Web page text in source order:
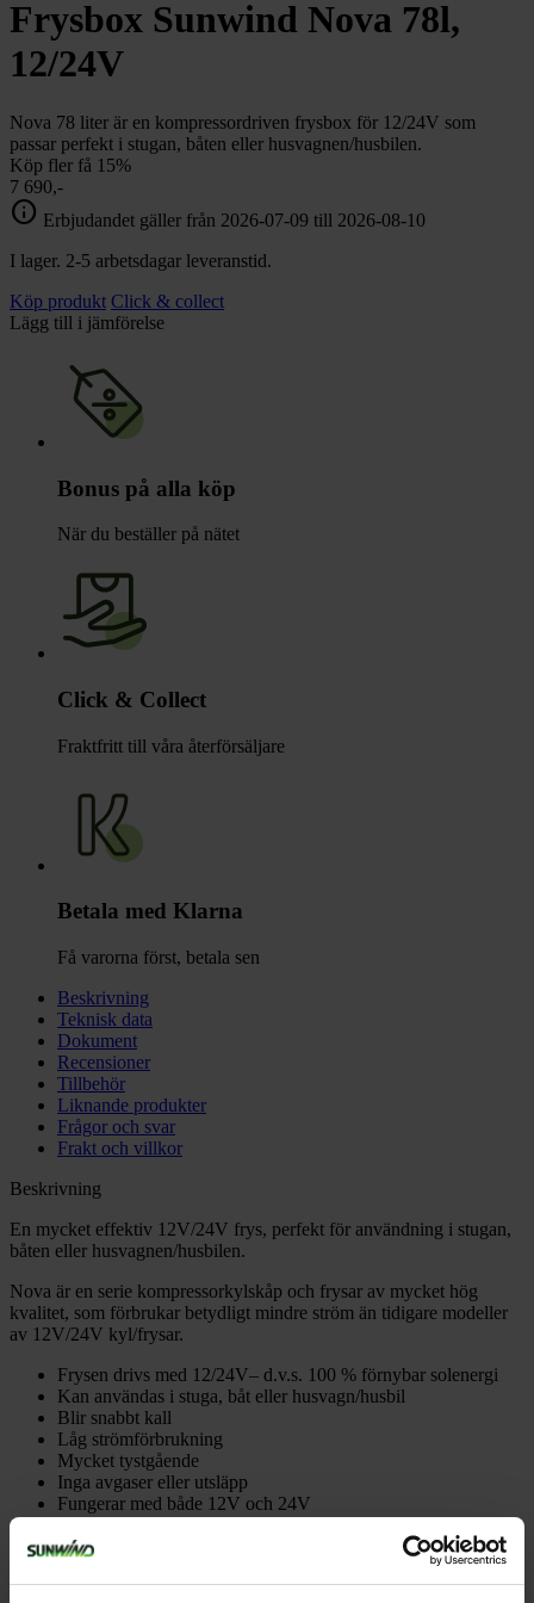
Toalett
Grill & Fritid chevron_right
Lacanche
Frysbox Sunwind Nova 78l,
12/24V
Nova 78 liter är en kompressordriven frysbox för 12/24V som
passar perfekt i stugan, båten eller husvagnen/husbilen.
Köp fler få 15%
7 690,-
info Erbjudandet gäller från 2026-07-09 till 2026-08-10
I lager. 2-5 arbetsdagar leveranstid.
Köp produkt Click & collect
Lägg till i jämförelse
Bonus på alla köp
När du beställer på nätet
Click & Collect
Fraktfritt till våra återförsäljare
Betala med Klarna
Få varorna först, betala sen
Beskrivning
Teknisk data
Dokument
Recensioner
Tillbehör
Liknande produkter
Frågor och svar
Frakt och villkor
Beskrivning
En mycket effektiv 12V/24V frys, perfekt för användning i stugan,
båten eller husvagnen/husbilen.
Nova är en serie kompressorkylskåp och frysar av mycket hög
kvalitet, som förbrukar betydligt mindre ström än tidigare modeller
av 12V/24V kyl/frysar.
Frysen drivs med 12/24V– d.v.s. 100 % förnybar solenergi
Kan användas i stuga, båt eller husvagn/husbil
Blir snabbt kall
Låg strömförbrukning
Mycket tystgående
Inga avgaser eller utsläpp
Fungerar med både 12V och 24V
Nova-serien är mycket energieffektiv jämfört med andra 12V/24V
kylskåp eller kylboxar – men tänk på att den ändå kommer att utgöra
en stor del av din energiförbrukning. Omgivningstemperaturen